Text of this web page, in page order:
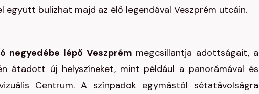
együtt bulizhat majd az élő legendával Veszprém utcáin.
negyedébe lépő Veszprém megcsillantja adottságait, a
átadott új helyszíneket, mint például a panorámával és
Centrum. A színpadok egymástól sétatávolságra